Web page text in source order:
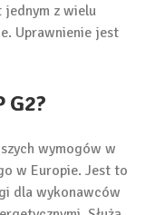
jednym z wielu
Uprawnienie jest
G2?
wymogów w
w Europie. Jest to
dla wykonawców